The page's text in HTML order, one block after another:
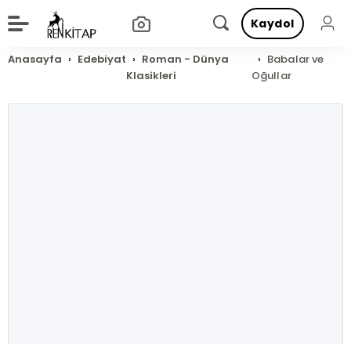
Kaydol
Anasayfa Edebiyat
Roman - Dünya
Klasikleri
Babalar ve
Oğullar